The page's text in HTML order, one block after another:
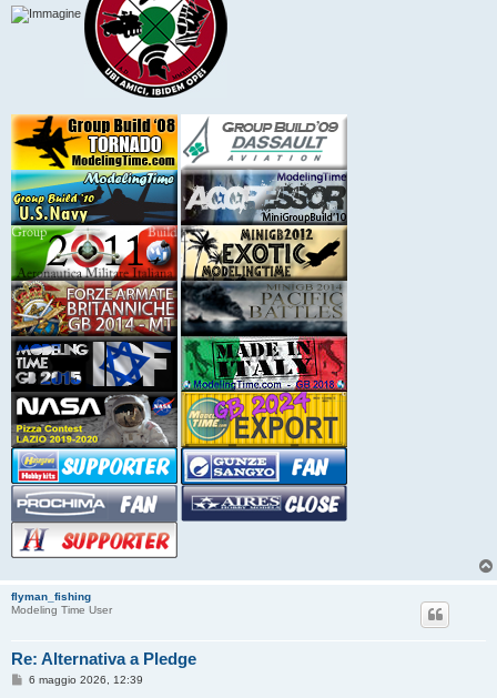
flyman_fishing
Modeling Time User
Re: Alternativa a Pledge
M6 maggio 2026, 12:39